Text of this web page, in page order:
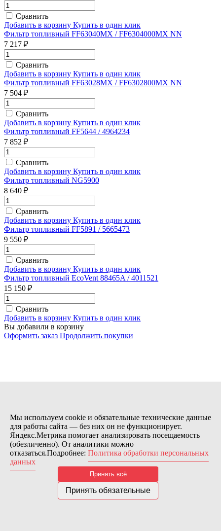
Сравнить
Добавить в корзину Купить в один клик
Фильтр топливный FF63040MX / FF6304000MX NN
7 217 ₽
Сравнить
Добавить в корзину Купить в один клик
Фильтр топливный FF63028MX / FF6302800MX NN
7 504 ₽
Сравнить
Добавить в корзину Купить в один клик
Фильтр топливный FF5644 / 4964234
7 852 ₽
Сравнить
Добавить в корзину Купить в один клик
Фильтр топливный NG5900
8 640 ₽
Сравнить
Добавить в корзину Купить в один клик
Фильтр топливный FF5891 / 5665473
9 550 ₽
Сравнить
Добавить в корзину Купить в один клик
Фильтр топливный EcoVent 88465A / 4011521
15 150 ₽
Сравнить
Добавить в корзину Купить в один клик
Вы добавили в корзину
Оформить заказ Продолжить покупки
Купить в 1 клик
Мы используем cookie и обязательные технические данные
для работы сайта — без них он не функционирует.
Яндекс.Метрика помогает анализировать посещаемость
(обезличенно). От аналитики можно
отказаться.Подробнее: Политика обработки персональных
данных
Принять всё
Принять обязательные